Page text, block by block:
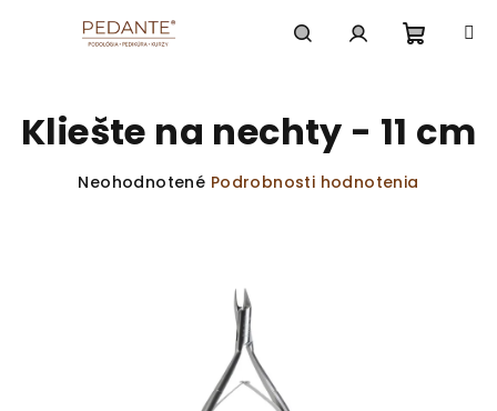
košík
Kliešte na nechty - 11 cm
Priemerné
Neohodnotené Podrobnosti hodnotenia